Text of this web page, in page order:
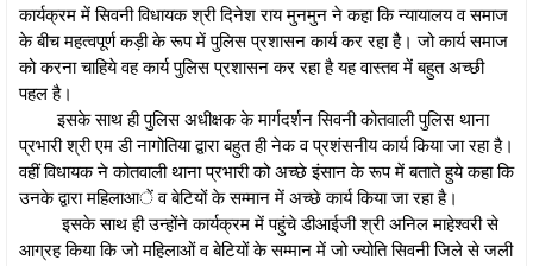
कार्यक्रम में सिवनी विधायक श्री दिनेश राय मुनमुन ने कहा कि न्यायालय व समाज
के बीच महत्वपूर्ण कड़ी के रूप में पुलिस प्रशासन कार्य कर रहा है। जो कार्य समाज
को करना चाहिये वह कार्य पुलिस प्रशासन कर रहा है यह वास्तव में बहुत अच्छी
पहल है।
इसके साथ ही पुलिस अधीक्षक के मार्गदर्शन सिवनी कोतवाली पुलिस थाना
प्रभारी श्री एम डी नागोतिया द्वारा बहुत ही नेक व प्रशंसनीय कार्य किया जा रहा है।
वहीं विधायक ने कोतवाली थाना प्रभारी को अच्छे इंसान के रूप में बताते हुये कहा कि
उनके द्वारा महिलाआें व बेटियों के सम्मान में अच्छे कार्य किया जा रहा है।
इसके साथ ही उन्होंने कार्यक्रम में पहुंचे डीआईजी श्री अनिल माहेश्वरी से
आग्रह किया कि जो महिलाओं व बेटियों के सम्मान में जो ज्योति सिवनी जिले से जली